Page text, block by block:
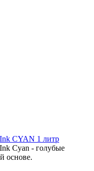
CYAN 1 литр
Cyan - голубые
основе.